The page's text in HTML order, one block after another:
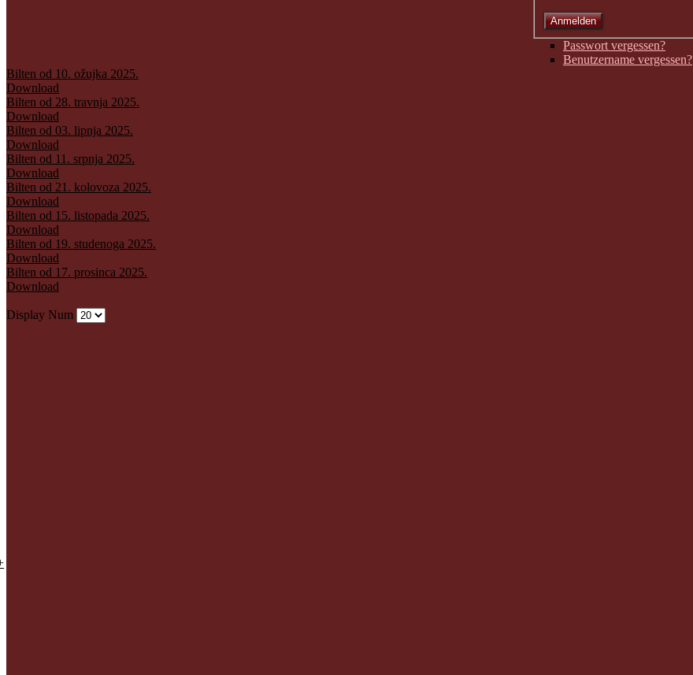
Passwort vergessen?
Benutzername vergessen?
Bilten od 10. ožujka 2025.
Download
Bilten od 28. travnja 2025.
Download
Bilten od 03. lipnja 2025.
Download
Bilten od 11. srpnja 2025.
Download
Bilten od 21. kolovoza 2025.
Download
Bilten od 15. listopada 2025.
Download
Bilten od 19. studenoga 2025.
Download
Bilten od 17. prosinca 2025.
Download
Display Num